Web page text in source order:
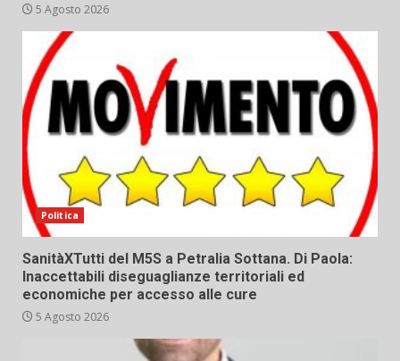
5 Agosto 2026
Politica
SanitàXTutti del M5S a Petralia Sottana. Di Paola:
Inaccettabili diseguaglianze territoriali ed
economiche per accesso alle cure
5 Agosto 2026